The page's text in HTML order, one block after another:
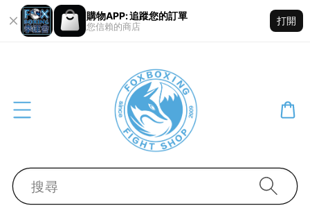
購物APP: 追蹤您的訂單
您信賴的商店
打開
搜尋